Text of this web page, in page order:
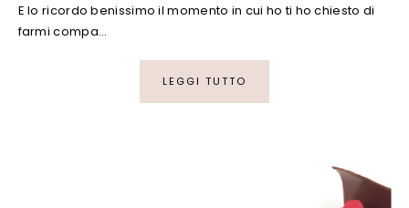
E lo ricordo benissimo il momento in cui ho ti ho chiesto di
farmi compa…
LEGGI TUTTO